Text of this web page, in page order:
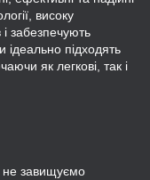
високу
і забезпечують
підходять
як легкові, так і
не завищуємо